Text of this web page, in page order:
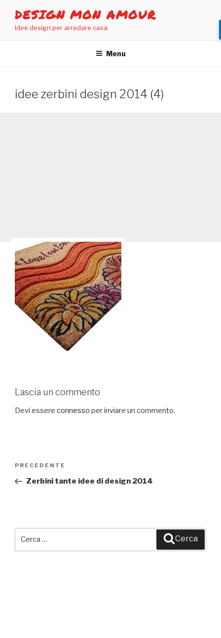
contenuto
DESIGN MON AMOUR
Idee design per arredare casa
Menu
idee zerbini design 2014 (4)
Lascia un commento
Devi essere connesso per inviare un commento.
Navigazione
Articolo
precedente:
PRECEDENTE
Zerbini tante idee di design 2014
Cerca